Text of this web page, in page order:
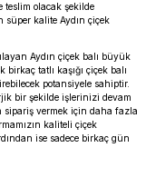
teslim olacak şekilde
süper kalite Aydın çiçek
Aydın çiçek balı büyük
tatlı kaşığı çiçek balı
potansiyele sahiptir.
bir şekilde işlerinizi devam
sipariş vermek için daha fazla
kaliteli çiçek
ise sadece birkaç gün